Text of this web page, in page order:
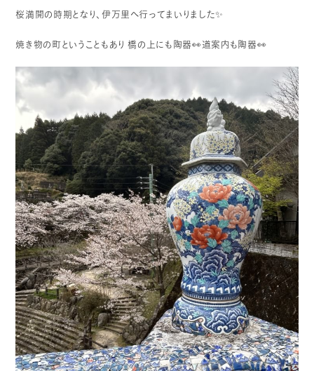
桜満開の時期となり、伊万里へ行ってまいりました✨
焼き物の町ということもあり 橋の上にも陶器👀道案内も陶器👀